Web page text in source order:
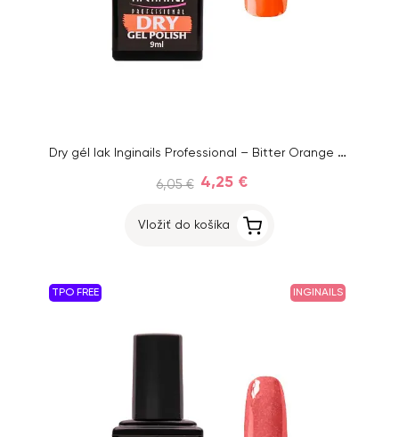
Dry gél lak Inginails Professional – Bitter Orange 39, 9 ml
6,05 € 4,25 €
Vložiť do košíka
TPO FREE INGINAILS